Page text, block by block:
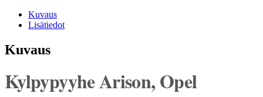
Kuvaus
Lisätiedot
Kuvaus
Kylpypyyhe Arison, Opel